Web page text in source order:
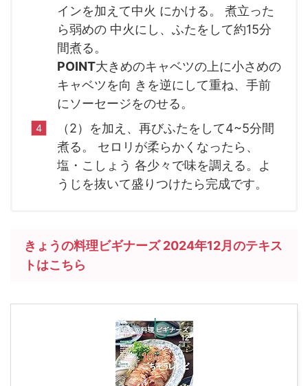
インを加えて中火 にかける。 煮立った
ら弱めの 中火にし、ふたをして約15分
間煮る。
POINT大きめのキャベツの上に小さめの
キャベツを向 きを逆にして重ね、手前
にソーセージをのせる。
（2）を加え、再びふたをして4~5分間
煮る。 セロリが柔らかくなったら、
塩・こしょう 各少々で味を調える。よ
うじを抜いて盛りつけたら完成です。
きょうの料理ビギナーズ 2024年12月のテキス
トはこちら